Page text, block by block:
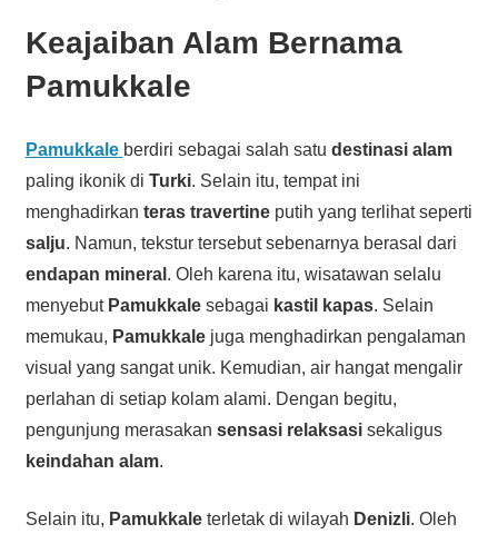
Keajaiban Alam Bernama
Pamukkale
Pamukkale berdiri sebagai salah satu destinasi alam
paling ikonik di Turki. Selain itu, tempat ini
menghadirkan teras travertineputih yang terlihat seperti
salju. Namun, tekstur tersebut sebenarnya berasal dari
endapan mineral . Oleh karena itu, wisatawan selalu
menyebut Pamukkalesebagai kastil kapas. Selain
memukau, Pamukkalejuga menghadirkan pengalaman
visual yang sangat unik. Kemudian, air hangat mengalir
perlahan di setiap kolam alami. Dengan begitu,
pengunjung merasakan sensasi relaksasisekaligus
keindahan alam.
Selain itu, Pamukkaleterletak di wilayah Denizli. Oleh